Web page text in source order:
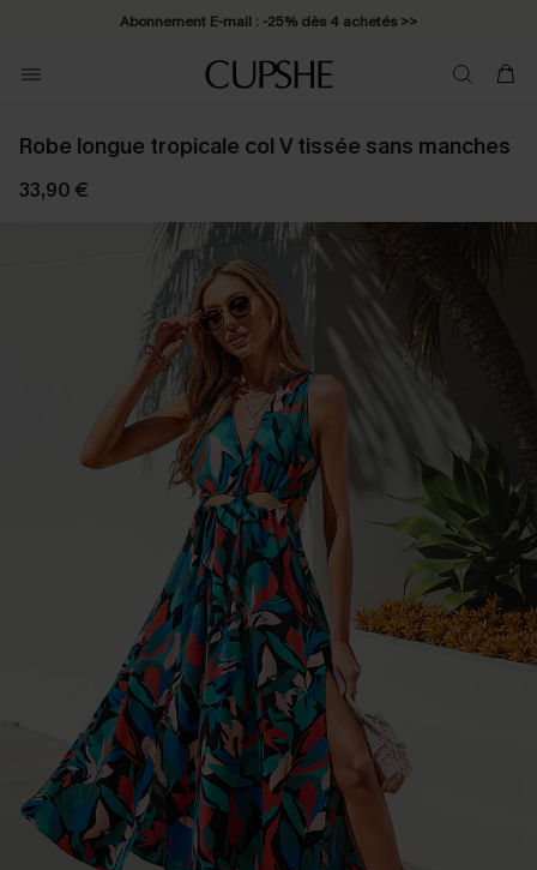
Abonnement E-mail : -25% dès 4 achetés >>
Robe longue tropicale col V tissée sans manches
33,90 €